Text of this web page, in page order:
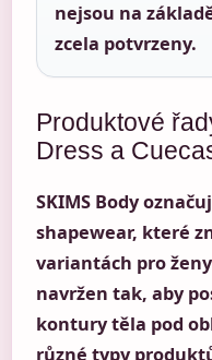
nejsou na
zcela potvrzeny.
Produktové
Dress a
SKIMS Body
shapewear, které
variantách pro
navržen tak, aby
kontury těla pod
různé typy